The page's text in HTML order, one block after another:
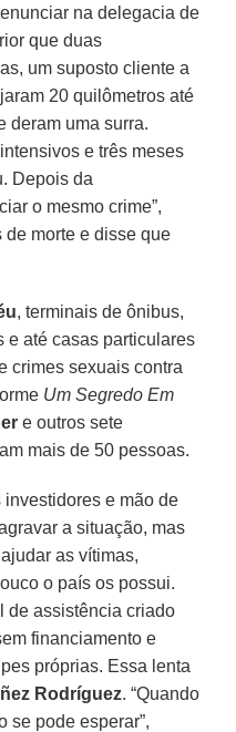
na delegacia de
que duas
um suposto cliente a
20 quilômetros até
deram uma surra.
e três meses
Depois da
o mesmo crime”,
morte e disse que
, terminais de ônibus,
e até casas particulares
crimes sexuais contra
Um Segredo Em
e outros sete
mais de 50 pessoas.
e mão de
a situação, mas
as vítimas,
o país os possui.
de assistência criado
financiamento e
próprias. Essa lenta
Rodríguez. “Quando
se pode esperar”,